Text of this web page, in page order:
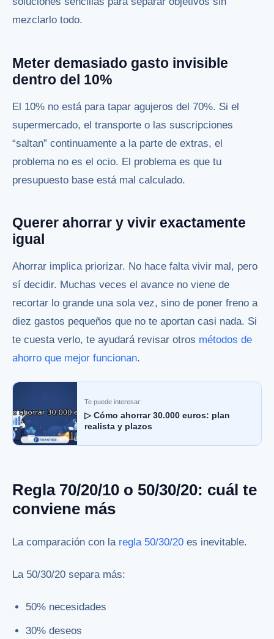
mezclarlo todo.
Meter demasiado gasto invisible
dentro del 10%
El 10% no está para tapar agujeros del 70%. Si el
supermercado, el transporte o las suscripciones
“saltan” continuamente a la parte de extras, el
problema no es el ocio. El problema es que tu
presupuesto base está mal calculado.
Querer ahorrar y vivir exactamente
igual
Ahorrar implica priorizar. No hace falta vivir mal, pero
sí decidir. Muchas veces el avance no viene de
recortar lo grande una sola vez, sino de poner freno a
diez gastos pequeños que no te aportan casi nada. Si
te cuesta verlo, te ayudará revisar otros métodos de
ahorro que mejor funcionan.
Te puede interesar:
▷ Cómo ahorrar 30.000 euros: plan
realista y plazos
Regla 70/20/10 o 50/30/20: cuál te
conviene más
La comparación con la regla 50/30/20 es inevitable.
La 50/30/20 separa más:
50% necesidades
30% deseos